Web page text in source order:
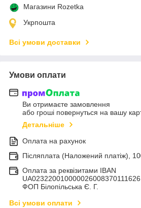
Магазини Rozetka
Укрпошта
Всі умови доставки
Умови оплати
Ви отримаєте замовлення
або гроші повернуться на вашу
Детальніше
Оплата на рахунок
Післяплата (Наложений платіж),
Оплата за реквізитами IBAN
ФОП Білопільська Є. Г.
Всі умови оплати